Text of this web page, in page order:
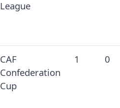
League
CAF
Confederation
Cup
1 0